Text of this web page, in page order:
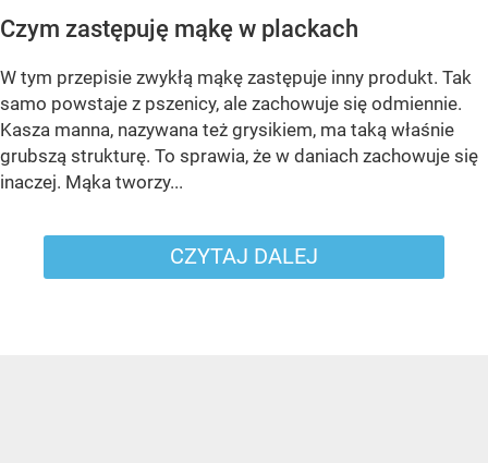
Czym zastępuję mąkę w plackach
W tym przepisie zwykłą mąkę zastępuje inny produkt. Tak
samo powstaje z pszenicy, ale zachowuje się odmiennie.
Kasza manna, nazywana też grysikiem, ma taką właśnie
grubszą strukturę. To sprawia, że w daniach zachowuje się
inaczej. Mąka tworzy...
CZYTAJ DALEJ